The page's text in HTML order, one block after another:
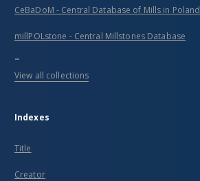
CeBaDoM - Central Database of Mills in Poland
millPOLstone - Central Millstones Database
...
View all collections
Indexes
Title
Creator